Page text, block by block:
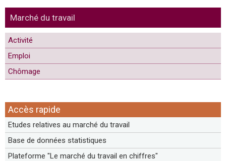
Marché du travail
Activité
Emploi
Chômage
Accès rapide
Etudes relatives au marché du travail
Base de données statistiques
Plateforme "Le marché du travail en chiffres"